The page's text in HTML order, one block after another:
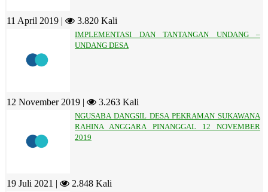
11 April 2019 | 3.820 Kali
IMPLEMENTASI DAN TANTANGAN UNDANG –
UNDANG DESA
12 November 2019 | 3.263 Kali
NGUSABA DANGSIL DESA PEKRAMAN SUKAWANA
RAHINA ANGGARA PINANGGAL 12 NOVEMBER
2019
19 Juli 2021 | 2.848 Kali